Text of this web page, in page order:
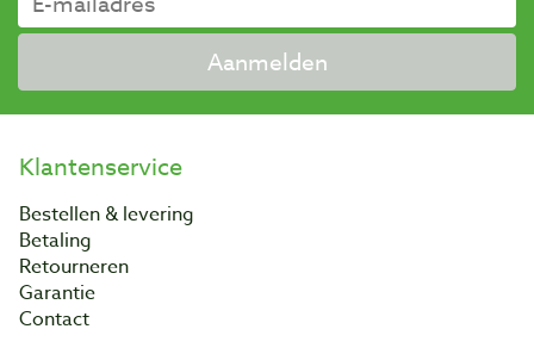
Aanmelden
Klantenservice
Bestellen & levering
Betaling
Retourneren
Garantie
Contact